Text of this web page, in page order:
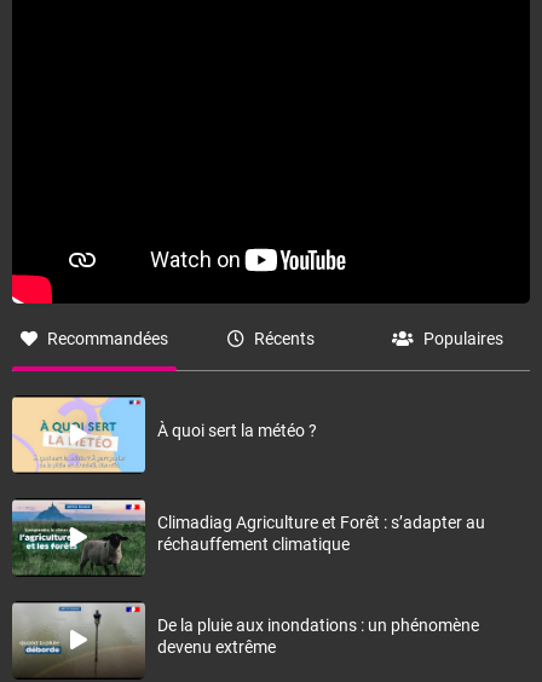
Recommandées Récents Populaires
À quoi sert la météo ?
Climadiag Agriculture et Forêt : s’adapter au
réchauffement climatique
De la pluie aux inondations : un phénomène
devenu extrême